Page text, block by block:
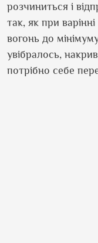
розчиниться і
так, як при
вогонь до
увібралось,
потрібно себе